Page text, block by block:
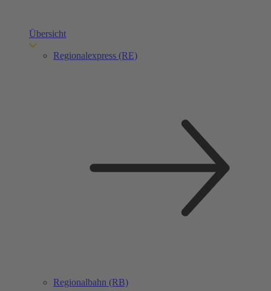
Übersicht
Regionalexpress (RE)
Regionalbahn (RB)